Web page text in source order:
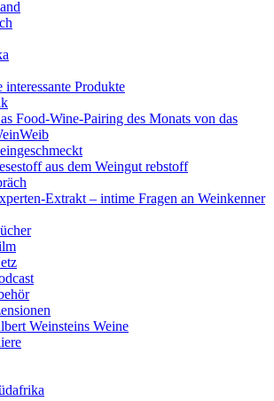
interessante Produkte
Food-Wine-Pairing des Monats von das
aus dem Weingut rebstoff
Extrakt – intime Fragen an Weinkenner
Weinsteins Weine